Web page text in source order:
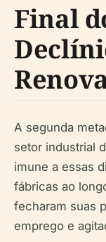
Final
A segunda
setor industrial
imune a essas
fábricas ao
fecharam suas
emprego e